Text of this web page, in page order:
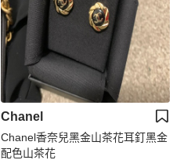
Chanel
Chanel香奈兒黑金山茶花耳釘黑金
配色山茶花